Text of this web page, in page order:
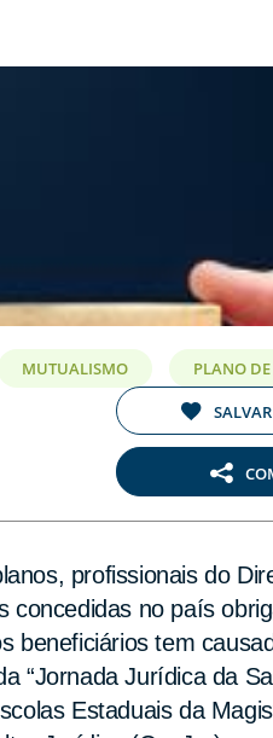
MUTUALISMO PLANO
profissionais do
concedidas no país
beneficiários tem
“Jornada Jurídica da
Estaduais da